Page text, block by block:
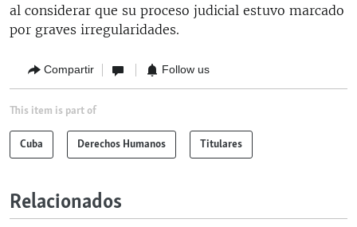
al considerar que su proceso judicial estuvo marcado
por graves irregularidades.
Compartir Follow us
This item is part of
Cuba Derechos Humanos Titulares
Relacionados